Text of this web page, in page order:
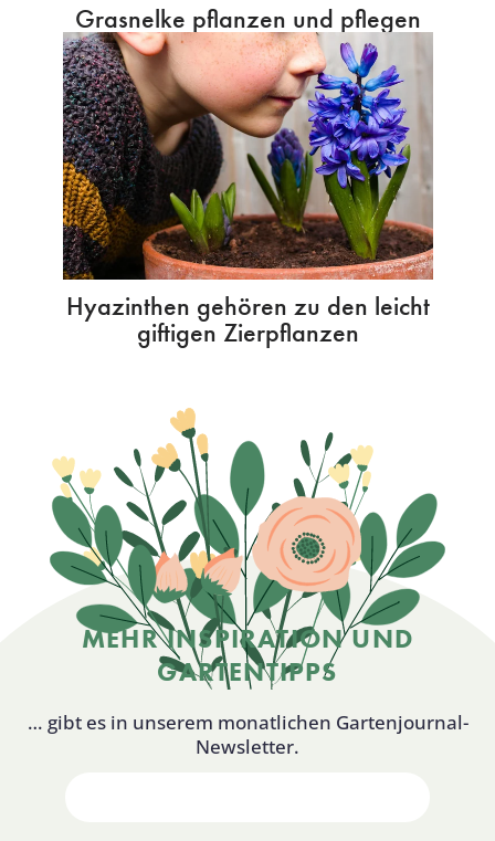
Grasnelke pflanzen und pflegen
Hyazinthen gehören zu den leicht
giftigen Zierpflanzen
MEHR INSPIRATION UND
GARTENTIPPS
… gibt es in unserem monatlichen Gartenjournal-
Newsletter.